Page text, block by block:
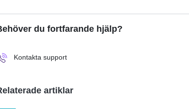
du fortfarande hjälp?
Kontakta support
artiklar